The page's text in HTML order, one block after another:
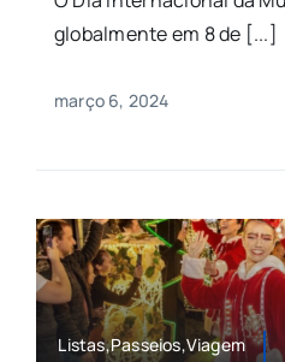
globalmente em 8 de [...]
março 6, 2024
Listas,Passeios,Viagem